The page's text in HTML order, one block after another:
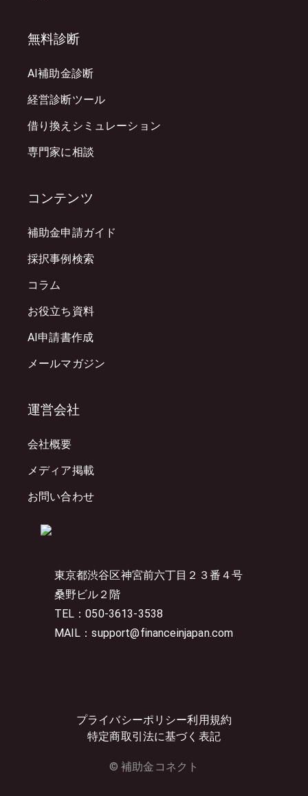
東京都渋谷区神宮前六丁目２３番４号
桑野ビル２階
TEL：050-3613-3538
MAIL：support@financeinjapan.com
プライバシーポリシー利用規約
特定商取引法に基づく表記
© 補助金コネクト
無料診断
AI補助金診断
経営診断ツール
借り換えシミュレーション
専門家に相談
コンテンツ
補助金申請ガイド
採択事例検索
コラム
お役立ち資料
AI申請書作成
メールマガジン
運営会社
会社概要
メディア掲載
お問い合わせ